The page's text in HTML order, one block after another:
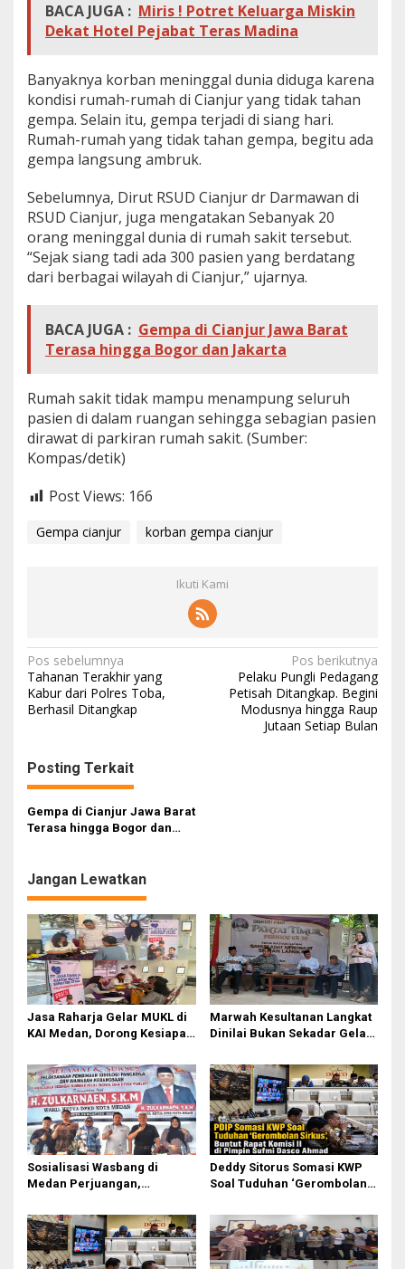
BACA JUGA : Miris ! Potret Keluarga Miskin
Dekat Hotel Pejabat Teras Madina
Banyaknya korban meninggal dunia diduga karena
kondisi rumah-rumah di Cianjur yang tidak tahan
gempa. Selain itu, gempa terjadi di siang hari.
Rumah-rumah yang tidak tahan gempa, begitu ada
gempa langsung ambruk.
Sebelumnya, Dirut RSUD Cianjur dr Darmawan di
RSUD Cianjur, juga mengatakan Sebanyak 20
orang meninggal dunia di rumah sakit tersebut.
“Sejak siang tadi ada 300 pasien yang berdatang
dari berbagai wilayah di Cianjur,” ujarnya.
BACA JUGA : Gempa di Cianjur Jawa Barat
Terasa hingga Bogor dan Jakarta
Rumah sakit tidak mampu menampung seluruh
pasien di dalam ruangan sehingga sebagian pasien
dirawat di parkiran rumah sakit. (Sumber:
Kompas/detik)
Post Views: 166
Gempa cianjur korban gempa cianjur
Ikuti Kami
Navigasi
pos
Pos sebelumnya
Tahanan Terakhir yang
Kabur dari Polres Toba,
Berhasil Ditangkap
Pos berikutnya
Pelaku Pungli Pedagang
Petisah Ditangkap. Begini
Modusnya hingga Raup
Jutaan Setiap Bulan
Posting Terkait
Gempa di Cianjur Jawa Barat
Terasa hingga Bogor dan
Jangan Lewatkan
Jasa Raharja Gelar MUKL di
KAI Medan, Dorong Kesiapan
Transportasi
Marwah Kesultanan Langkat
Dinilai Bukan Sekadar Gelar
Sosialisasi Wasbang di
Medan Perjuangan,
Perjuangkan Ruang Bermain
Anak
Deddy Sitorus Somasi KWP
Soal Tuduhan ‘Gerombolan
II Dipimpin Sufmi Dasco
Ahmad